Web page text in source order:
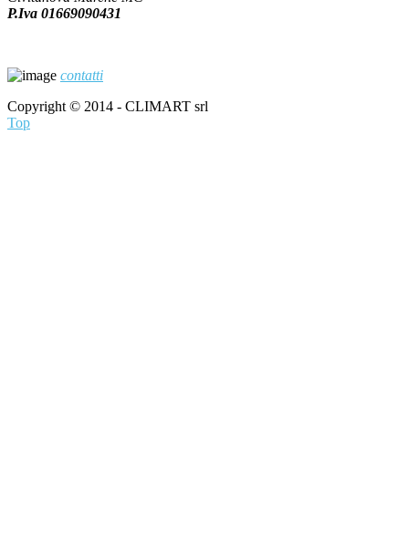
P.Iva 01669090431
contatti
Copyright © 2014 - CLIMART srl
Top